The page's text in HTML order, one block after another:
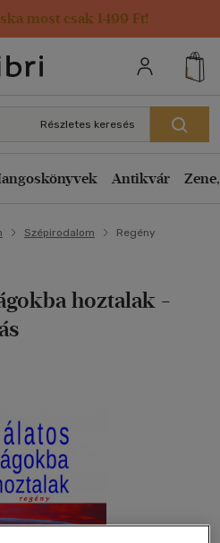
most csak 1499 Ft!
adatai
Részletes keresés
Antikvár
Szépirodalom Regény
hoztalak -